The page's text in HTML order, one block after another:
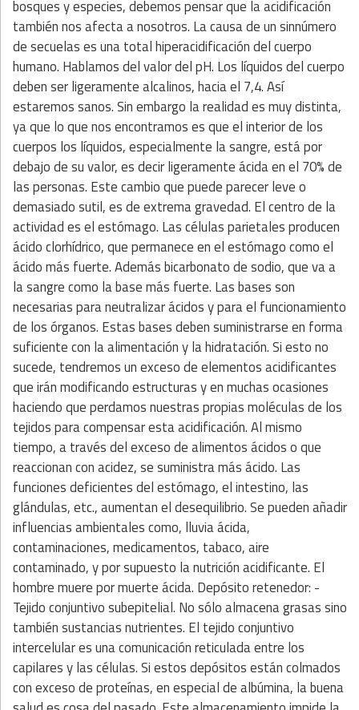
bosques y especies, debemos pensar que la acidificación
también nos afecta a nosotros. La causa de un sinnúmero
de secuelas es una total hiperacidificación del cuerpo
humano. Hablamos del valor del pH. Los líquidos del cuerpo
deben ser ligeramente alcalinos, hacia el 7,4. Así
estaremos sanos. Sin embargo la realidad es muy distinta,
ya que lo que nos encontramos es que el interior de los
cuerpos los líquidos, especialmente la sangre, está por
debajo de su valor, es decir ligeramente ácida en el 70% de
las personas. Este cambio que puede parecer leve o
demasiado sutil, es de extrema gravedad. El centro de la
actividad es el estómago. Las células parietales producen
ácido clorhídrico, que permanece en el estómago como el
ácido más fuerte. Además bicarbonato de sodio, que va a
la sangre como la base más fuerte. Las bases son
necesarias para neutralizar ácidos y para el funcionamiento
de los órganos. Estas bases deben suministrarse en forma
suficiente con la alimentación y la hidratación. Si esto no
sucede, tendremos un exceso de elementos acidificantes
que irán modificando estructuras y en muchas ocasiones
haciendo que perdamos nuestras propias moléculas de los
tejidos para compensar esta acidificación. Al mismo
tiempo, a través del exceso de alimentos ácidos o que
reaccionan con acidez, se suministra más ácido. Las
funciones deficientes del estómago, el intestino, las
glándulas, etc., aumentan el desequilibrio. Se pueden añadir
influencias ambientales como, lluvia ácida,
contaminaciones, medicamentos, tabaco, aire
contaminado, y por supuesto la nutrición acidificante. El
hombre muere por muerte ácida. Depósito retenedor: -
Tejido conjuntivo subepitelial. No sólo almacena grasas sino
también sustancias nutrientes. El tejido conjuntivo
intercelular es una comunicación reticulada entre los
capilares y las células. Si estos depósitos están colmados
con exceso de proteínas, en especial de albúmina, la buena